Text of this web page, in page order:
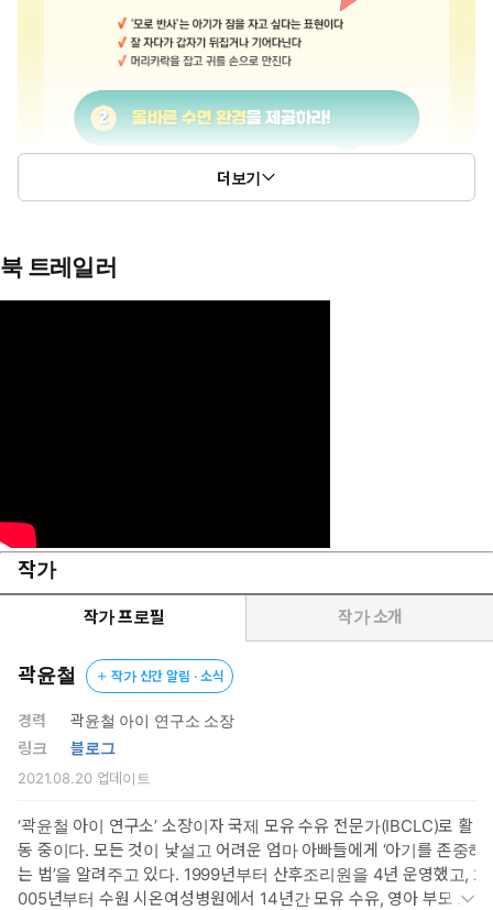
더보기
북 트레일러
작가
작가 프로필 작가 소개
곽윤철 작가 신간 알림 · 소식
경력
곽윤철 아이 연구소 소장
링크
블로그
2021.08.20업데이트
‘곽윤철 아이 연구소’ 소장이자 국제 모유 수유 전문가(IBCLC)로 활
동 중이다. 모든 것이 낯설고 어려운 엄마 아빠들에게 ‘아기를 존중하
는 법’을 알려주고 있다. 1999년부터 산후조리원을 4년 운영했고, 2
005년부터 수원 시온여성병원에서 14년간 모유 수유, 영아 부모 교